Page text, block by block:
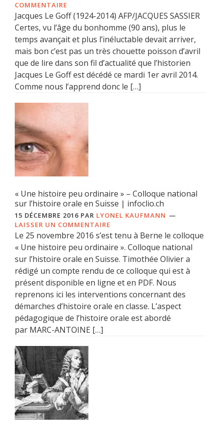
COMMENTAIRE
Jacques Le Goff (1924-2014) AFP/JACQUES SASSIER
Certes, vu l’âge du bonhomme (90 ans), plus le
temps avançait et plus l’inéluctable devait arriver,
mais bon c’est pas un très chouette poisson d’avril
que de lire dans son fil d’actualité que l’historien
Jacques Le Goff est décédé ce mardi 1er avril 2014.
Comme nous l’apprend donc le […]
« Une histoire peu ordinaire » – Colloque national
sur l’histoire orale en Suisse | infoclio.ch
15 DÉCEMBRE 2016 PAR LYONEL KAUFMANN
LAISSER UN COMMENTAIRE
Le 25 novembre 2016 s’est tenu à Berne le colloque
« Une histoire peu ordinaire ». Colloque national
sur l’histoire orale en Suisse. Timothée Olivier a
rédigé un compte rendu de ce colloque qui est à
présent disponible en ligne et en PDF. Nous
reprenons ici les interventions concernant des
démarches d’histoire orale en classe. L’aspect
pédagogique de l’histoire orale est abordé
par MARC-ANTOINE […]